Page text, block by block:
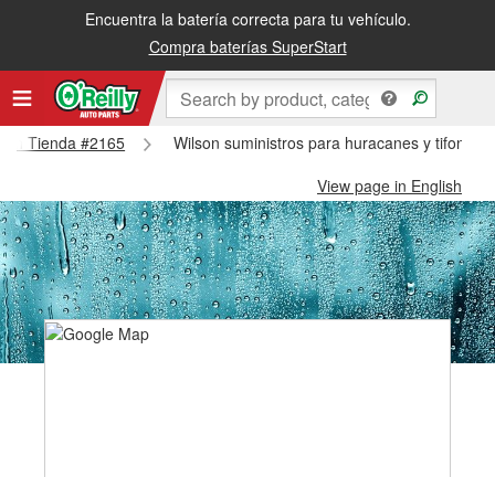
Encuentra la batería correcta para tu vehículo.
Compra baterías SuperStart
Tienda #2165
Wilson suministros para huracanes y tifones
View page in English